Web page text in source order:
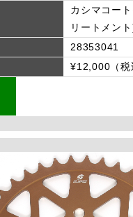
カシマコー
リートメン
28353041
¥12,000（税